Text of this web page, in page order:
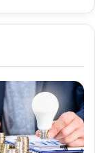
decorar em
UOL